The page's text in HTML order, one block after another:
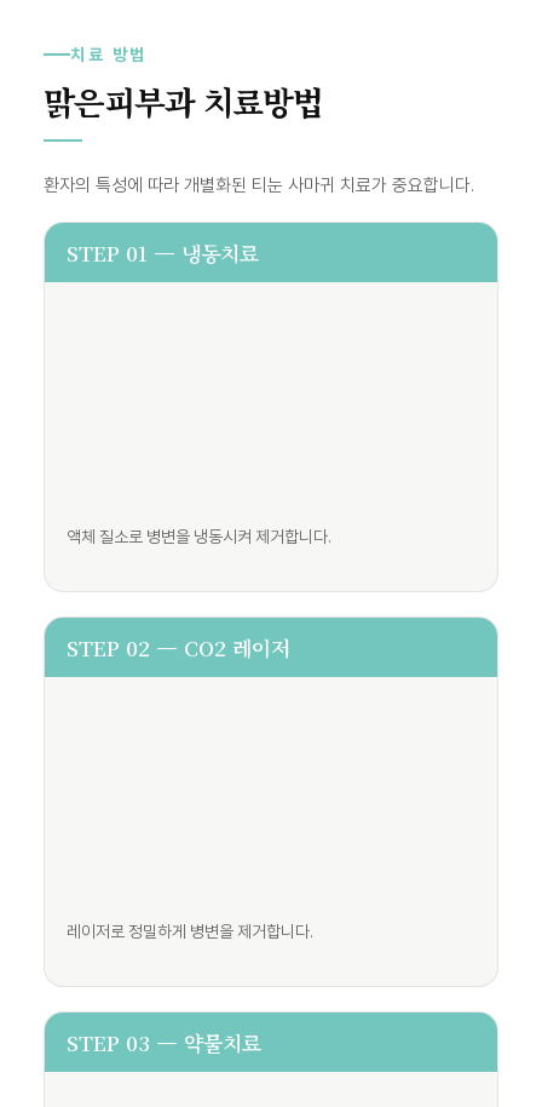
치료 방법
맑은피부과 치료방법
환자의 특성에 따라 개별화된 티눈 사마귀 치료가 중요합니다.
STEP 01 — 냉동치료
액체 질소로 병변을 냉동시켜 제거합니다.
STEP 02 — CO2 레이저
레이저로 정밀하게 병변을 제거합니다.
STEP 03 — 약물치료